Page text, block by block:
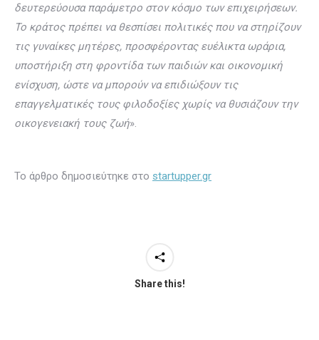
δευτερεύουσα παράμετρο στον κόσμο των επιχειρήσεων.
Το κράτος πρέπει να θεσπίσει πολιτικές που να στηρίζουν
τις γυναίκες μητέρες, προσφέροντας ευέλικτα ωράρια,
υποστήριξη στη φροντίδα των παιδιών και οικονομική
ενίσχυση, ώστε να μπορούν να επιδιώξουν τις
επαγγελματικές τους φιλοδοξίες χωρίς να θυσιάζουν την
οικογενειακή τους ζωή».
Το άρθρο δημοσιεύτηκε στο startupper.gr
Share this!